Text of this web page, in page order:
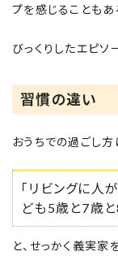
プを感じることもあ
びっくりしたエピソ
習慣の違い
おうちでの過ごし方
「リビングに人
ども5歳と7歳と
と、せっかく義実